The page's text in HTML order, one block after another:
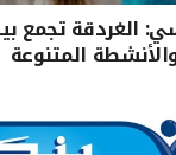
الغردقة تجمع
المتنوعة